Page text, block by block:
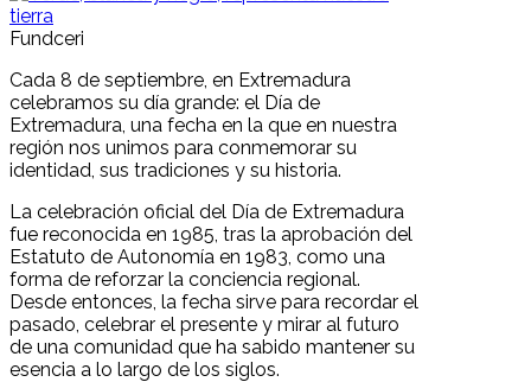
Fundceri
Cada 8 de septiembre, en Extremadura
celebramos su día grande: el Día de
Extremadura, una fecha en la que en nuestra
región nos unimos para conmemorar su
identidad, sus tradiciones y su historia.
La celebración oficial del Día de Extremadura
fue reconocida en 1985, tras la aprobación del
Estatuto de Autonomía en 1983, como una
forma de reforzar la conciencia regional.
Desde entonces, la fecha sirve para recordar el
pasado, celebrar el presente y mirar al futuro
de una comunidad que ha sabido mantener su
esencia a lo largo de los siglos.